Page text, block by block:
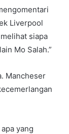
Liverpool
siapa
Mo Salah.”
Mancheser
yang